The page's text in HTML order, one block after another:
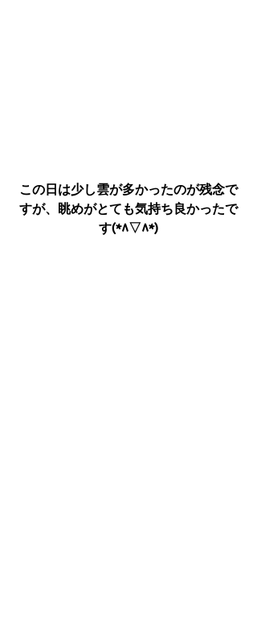
この日は少し雲が多かったのが残念で
すが、眺めがとても気持ち良かったで
す(*^▽^*)